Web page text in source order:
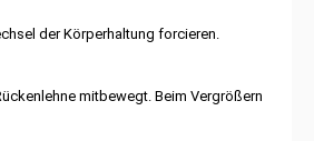
der Körperhaltung forcieren.
mitbewegt. Beim Vergrößern